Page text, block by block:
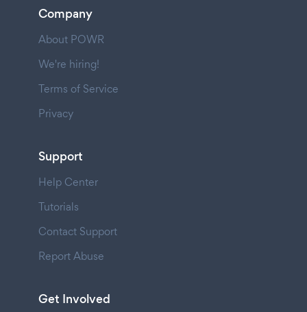
Company
About POWR
We're hiring!
Terms of Service
Privacy
Support
Help Center
Tutorials
Contact Support
Report Abuse
Get Involved